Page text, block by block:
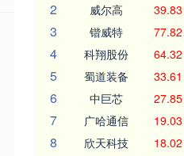
2 威尔高 39.83
3 锴威特 77.82
4 科翔股份 64.32
5 蜀道装备 33.61
6 中巨芯 27.85
7 广哈通信 19.03
8 欣天科技 18.02